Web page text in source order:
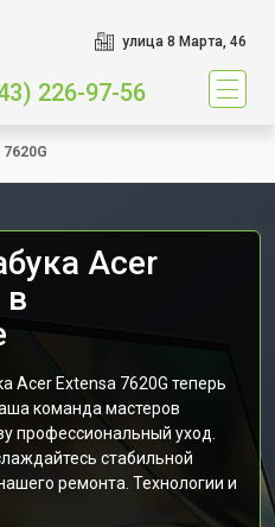
улица 8 Марта, 46
226-97-56
7620G
Acer
в
Acer Extensa 7620G теперь
команда мастеров
профессиональный уход.
стабильной
ремонта. Технологии и